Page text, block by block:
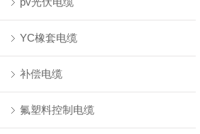
YC橡套电缆
补偿电缆
氟塑料控制电缆